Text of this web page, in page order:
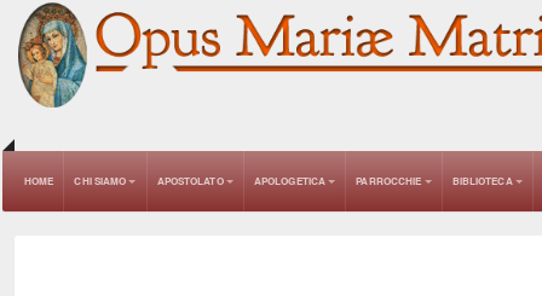
HOME CHI SIAMO APOSTOLATO APOLOGETICA PARROCCHIE BIBLIOTECA